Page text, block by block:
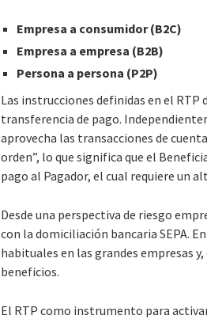
Empresa a consumidor (B2C)
Empresa a empresa (B2B)
Persona a persona (P2P)
Las instrucciones definidas en el
transferencia de pago.
aprovecha las transacciones de
orden”, lo que significa que el
pago al Pagador, el cual requiere un
Desde una perspectiva de riesgo
con la domiciliación bancaria SEPA.
habituales en las grandes empresas
beneficios.
El RTP como instrumento para